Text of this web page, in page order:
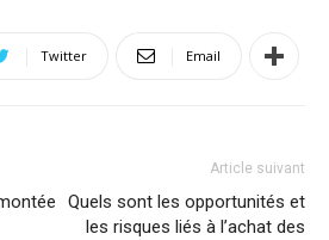
Twitter Email
Article suivant
Quels sont les opportunités et
les risques liés à l’achat des